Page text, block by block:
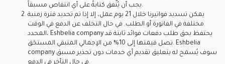
يجب أن يُتّفق كتابةً على أي انتقاص مسبقاً.
يمكن تسديد فواتيرنا خلال 21 يوم عمل، إلا إذا تم تحديد فترة زمنية
مختلفة في الفاتورة أو الطلب. في حال التخلف عن الدفع في الوقت
المحدد، Eshbelia company يحتفظ بحق طلب دفعات فوائد ثابتة قد
تصل قيمتها إلى 10% من الإجمالي المتبقي المستحَق. Eshbelia
company سوف يُسمح له بتعليق تقديم أي خدمات دون تحذير مسبق
في حال التأخر في الدفع.